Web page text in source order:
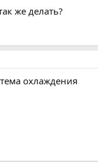
же делать?
охлаждения